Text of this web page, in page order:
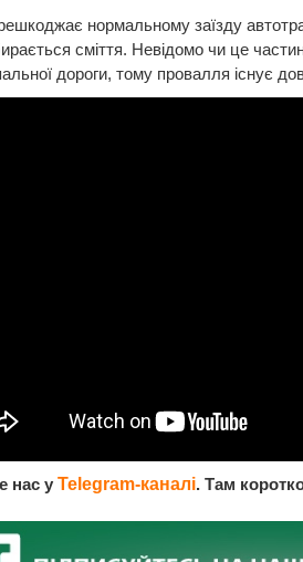
нормальному заїзду
сміття. Невідомо чи це
дороги, тому провалля існує
нас у Telegram-каналі. Там